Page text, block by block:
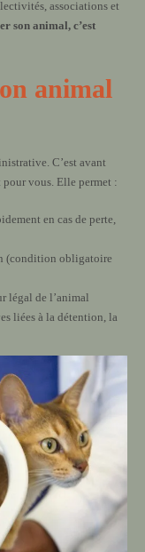
associations et
son animal, c’est
animal
C’est avant
vous. Elle permet :
en cas de perte,
(condition obligatoire
légal de l’animal
liées à la détention, la